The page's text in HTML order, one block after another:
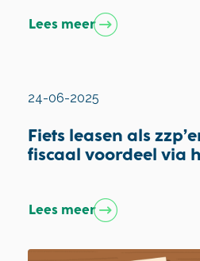
Lees meer
24-06-2025
Fiets leasen als
fiscaal voordeel via
Lees meer